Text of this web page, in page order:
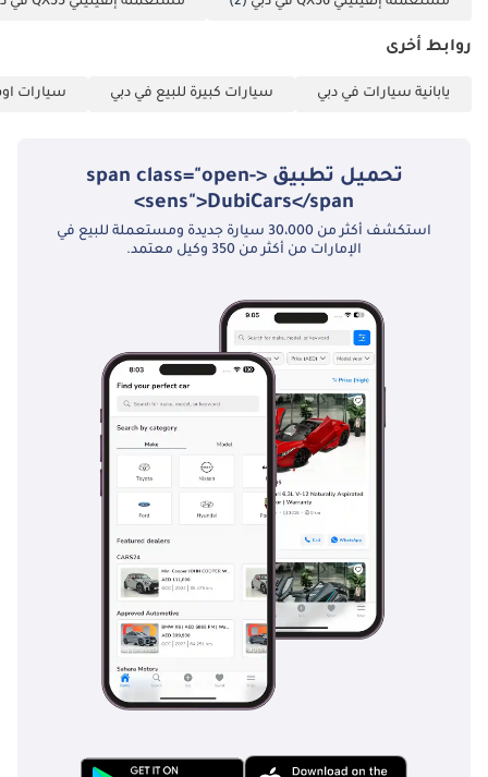
روابط أخرى
يابانية سيارات في دبي سيارات كبيرة للبيع في دبي سيارات
تحميل تطبيق <span class="open-
sens">DubiCars</span>
استكشف أكثر من 30،000 سيارة جديدة ومستعملة للبيع في
الإمارات من أكثر من 350 وكيل معتمد.